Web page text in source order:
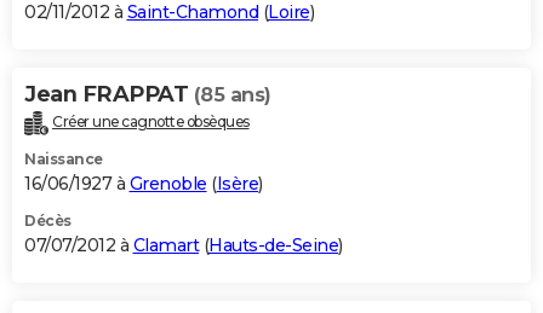
02/11/2012 à Saint-Chamond (Loire)
Jean FRAPPAT (85 ans)
Créer une cagnotte obsèques
Naissance
16/06/1927 à Grenoble (Isère)
Décès
07/07/2012 à Clamart(Hauts-de-Seine)